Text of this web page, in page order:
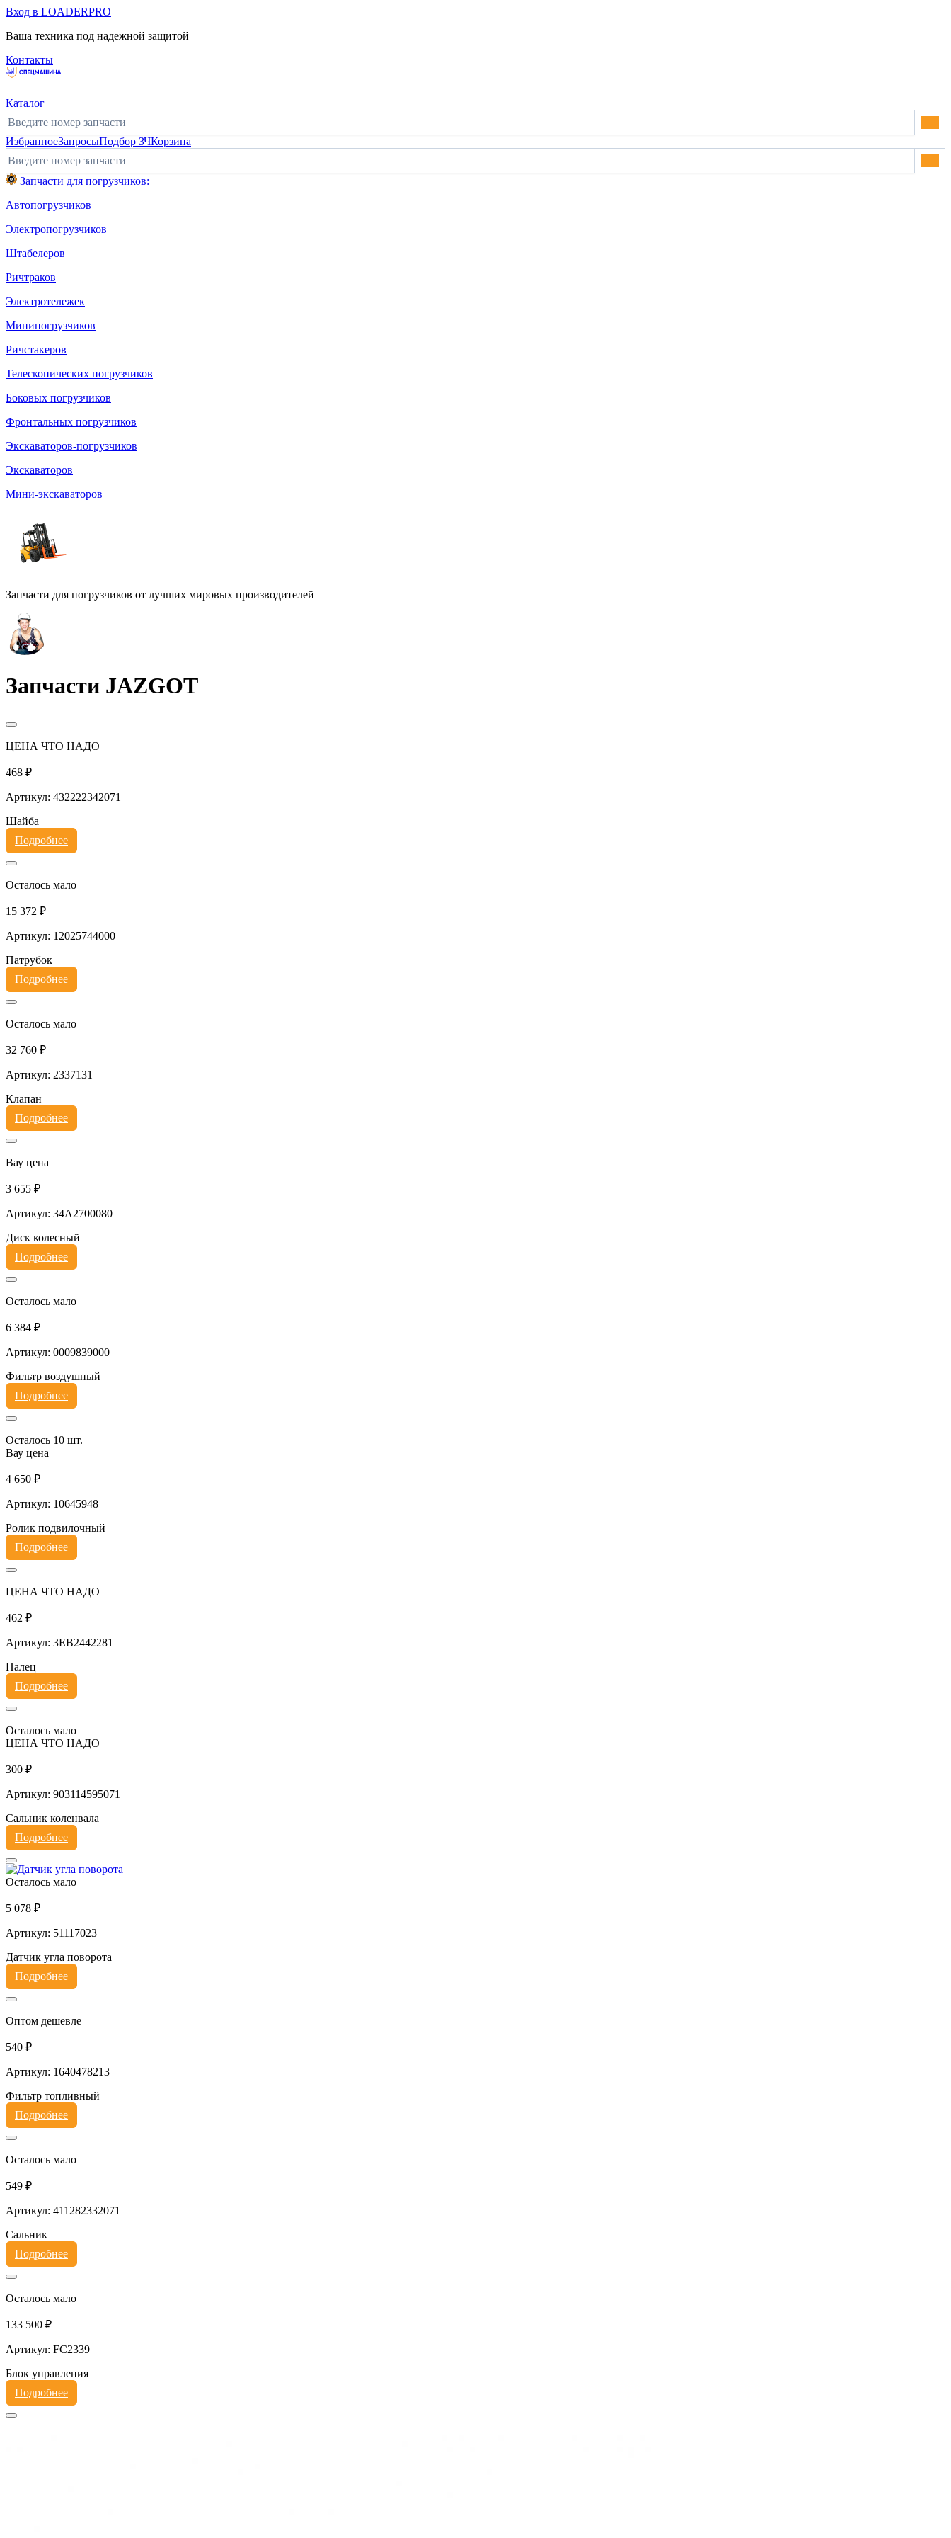
Вход в LOADERPRO
Ваша техника под надежной защитой
Контакты
Каталог
ИзбранноеЗапросыПодбор ЗЧКорзина
Запчасти для погрузчиков:
Автопогрузчиков
Электропогрузчиков
Штабелеров
Ричтраков
Электротележек
Минипогрузчиков
Ричстакеров
Телескопических погрузчиков
Боковых погрузчиков
Фронтальных погрузчиков
Экскаваторов-погрузчиков
Экскаваторов
Мини-экскаваторов
Запчасти для погрузчиков от лучших мировых производителей
Запчасти JAZGOT
ЦЕНА ЧТО НАДО
468 ₽
Артикул: 432222342071
Шайба
Подробнее
Осталось мало
15 372 ₽
Артикул: 12025744000
Патрубок
Подробнее
Осталось мало
32 760 ₽
Артикул: 2337131
Клапан
Подробнее
Вау цена
3 655 ₽
Артикул: 34A2700080
Диск колесный
Подробнее
Осталось мало
6 384 ₽
Артикул: 0009839000
Фильтр воздушный
Подробнее
Осталось 10 шт.
Вау цена
4 650 ₽
Артикул: 10645948
Ролик подвилочный
Подробнее
ЦЕНА ЧТО НАДО
462 ₽
Артикул: 3EB2442281
Палец
Подробнее
Осталось мало
ЦЕНА ЧТО НАДО
300 ₽
Артикул: 903114595071
Сальник коленвала
Подробнее
Осталось мало
5 078 ₽
Артикул: 51117023
Датчик угла поворота
Подробнее
Оптом дешевле
540 ₽
Артикул: 1640478213
Фильтр топливный
Подробнее
Осталось мало
549 ₽
Артикул: 411282332071
Сальник
Подробнее
Осталось мало
133 500 ₽
Артикул: FC2339
Блок управления
Подробнее